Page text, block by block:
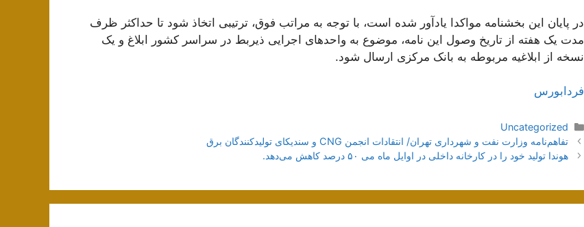
در پایان این بخشنامه مواکدا یادآور شده است، با توجه به مراتب فوق، ترتیبی اتخاذ شود تا حداکثر ظرف
مدت یک هفته از تاریخ وصول این نامه، موضوع به واحدهای اجرایی ذیربط در سراسر کشور ابلاغ و یک
نسخه از ابلاغیه مربوطه به بانک مرکزی ارسال شود.‏‏‏‏‏‏‏‏‏‏
فردابورس
دسته‌ها
Uncategorized
ناوبری
نوشته‌ها
تفاهم‌نامه وزارت نفت و شهرداری تهران/ انتقادات انجمن CNG و سندیکای تولیدکنندگان برق
هوندا تولید خود را در کارخانه داخلی در اوایل ماه می ۵۰ درصد کاهش می‌دهد.